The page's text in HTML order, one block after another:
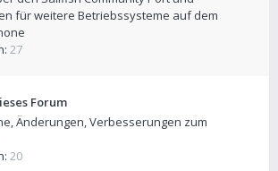
für weitere Betriebssysteme auf dem
27
Forum
Änderungen, Verbesserungen zum
20